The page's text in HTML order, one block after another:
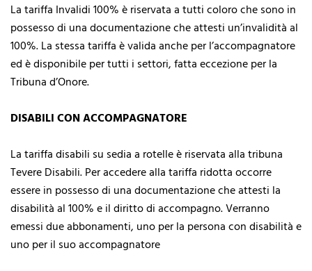
La tariffa Invalidi 100% è riservata a tutti coloro che sono in
possesso di unadocumentazione che attesti un’invalidità al
100%. La stessa tariffa è valida anche per l’accompagnatore
ed è disponibile per tutti i settori, fatta eccezione per la
Tribuna d’Onore.
DISABILI CON ACCOMPAGNATORE
La tariffa disabili su sedia a rotelle è riservata alla tribuna
Tevere Disabili. Peraccedere alla tariffa ridotta occorre
essere in possesso di una documentazione che attesti la
disabilità al 100% e il diritto di accompagno.Verranno
emessi due abbonamenti, uno per la persona con disabilità e
unoper il suo accompagnatore